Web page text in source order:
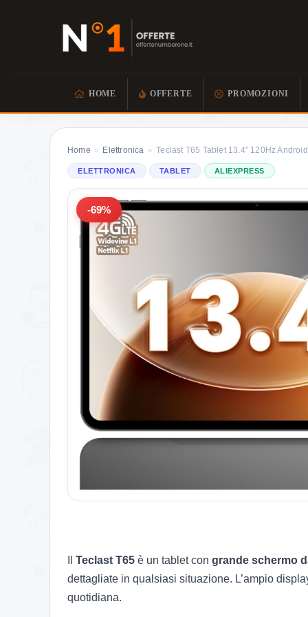
HOME OFFERTE PROMOZIONI
Home » Elettronica » Teclast T65 Tablet 13.4″ 120Hz
ELETTRONICA TABLET ALIEXPRESS
-69%
Teclast T65 è un tablet con grande schermo
dettagliate in qualsiasi situazione. L’ampio
quotidiana.